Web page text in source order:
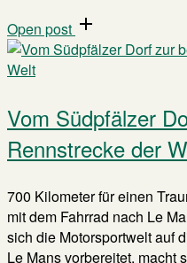
Open post
Vom Südpfälzer
Rennstrecke der
700 Kilometer für einen
mit dem Fahrrad nach Le
sich die Motorsportwelt auf
Le Mans vorbereitet, macht